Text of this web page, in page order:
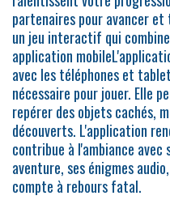
partenaires pour avancer
un jeu interactif qui
application
avec les téléphones et
nécessaire pour jouer. Elle
repérer des objets cachés,
découverts. L'application
contribue à l'ambiance avec
aventure, ses énigmes
compte à rebours fatal.